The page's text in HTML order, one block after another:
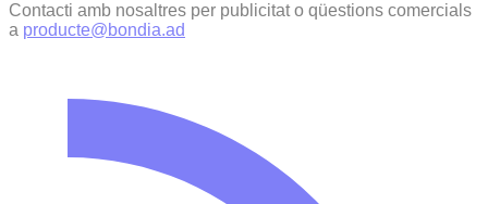
Contacti amb nosaltres per publicitat o qüestions comercials
a producte@bondia.ad